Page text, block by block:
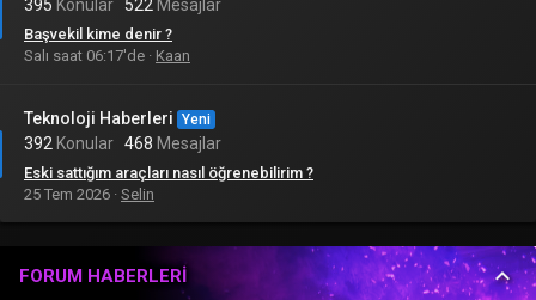
395 Konular 522 Mesajlar
Başvekil kime denir ?
Salı saat 06:17'de
Kaan
Teknoloji Haberleri Yeni
392 Konular 468 Mesajlar
Eski sattığım araçları nasıl öğrenebilirim ?
25 Tem 2026 Selin
FORUM HABERLERI